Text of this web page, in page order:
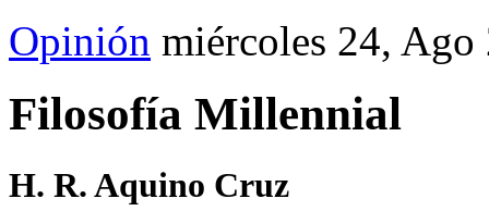
Opinión miércoles 24, Ago
Filosofía Millennial
H. R. Aquino Cruz